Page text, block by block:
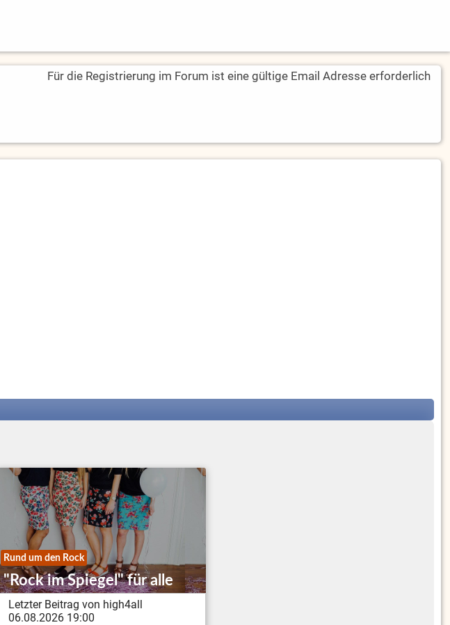
Für die Registrierung im Forum ist eine gültige Email Adresse erforderlich
Rund um den Rock
"Rock im Spiegel" für alle
Letzter Beitrag von high4all
06.08.2026 19:00